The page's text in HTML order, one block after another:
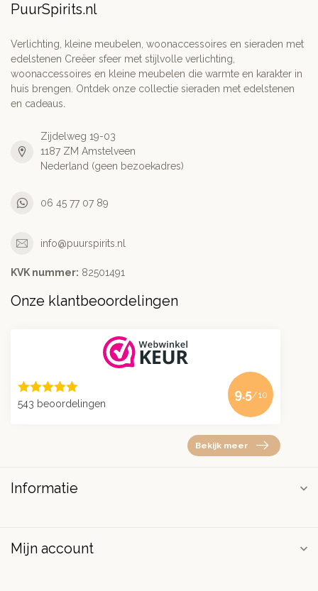
PuurSpirits.nl
Verlichting, kleine meubelen, woonaccessoires en sieraden met
edelstenen Creëer sfeer met stijlvolle verlichting,
woonaccessoires en kleine meubelen die warmte en karakter in
huis brengen. Ontdek onze collectie sieraden met edelstenen
en cadeaus.
Zijdelweg 19-03
1187 ZM Amstelveen
Nederland (geen bezoekadres)
06 45 77 07 89
info@puurspirits.nl
KVK nummer: 82501491
Onze klantbeoordelingen
543 beoordelingen
9.5/10
Bekijk meer
Informatie
Mijn account